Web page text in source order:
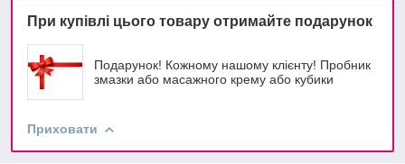
При купівлі цього товару отримайте подарунок
Подарунок! Кожному нашому клієнту! Пробник
змазки або масажного крему або кубики
Приховати